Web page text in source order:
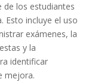
de los estudiantes
Esto incluye el uso
exámenes, la
y la
identificar
mejora.